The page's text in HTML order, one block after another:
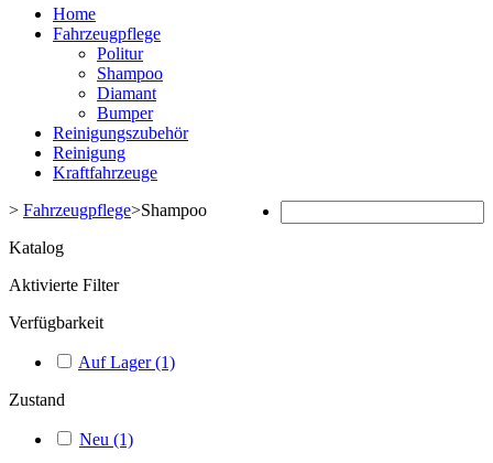
Home
Fahrzeugpflege
Politur
Shampoo
Diamant
Bumper
Reinigungszubehör
Reinigung
Kraftfahrzeuge
> Fahrzeugpflege>Shampoo
Katalog
Aktivierte Filter
Verfügbarkeit
Auf Lager(1)
Zustand
Neu (1)